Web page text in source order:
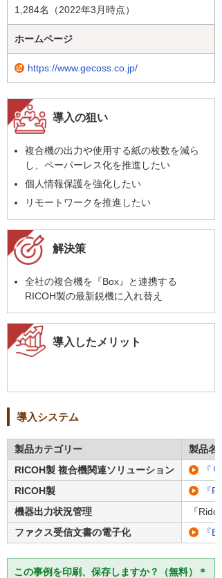
1,284名（2022年3月時点）
ホームページ
https://www.gecoss.co.jp/
導入の狙い
複合機の出力や使用する紙の枚数を減ら
し、ペーパーレス化を推進したい
個人情報保護を強化したい
リモートワークを推進したい
解決策
全社の複合機を『Box』と連携する
RICOH製の最新鋭機に入れ替え
導入したメリット
導入システム
製品カテゴリー
製品名
RICOH製 複合機関連ソリューション
『
RICOH製
『
機器出力状況管理
『
ファクス受信文書の電子化
『
この事例を印刷、保存しますか？（無料）＊